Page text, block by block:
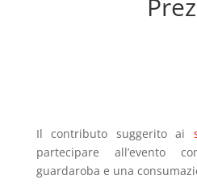
Il contributo suggerito ai
partecipare all’evento
guardaroba e una